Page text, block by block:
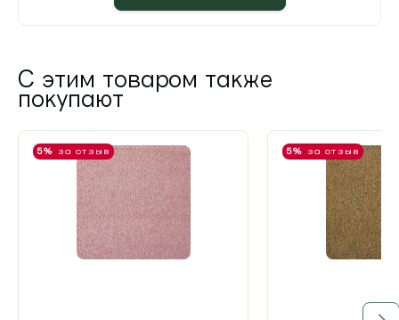
С этим товаром также
покупают
5% за отзыв 5% за отзыв